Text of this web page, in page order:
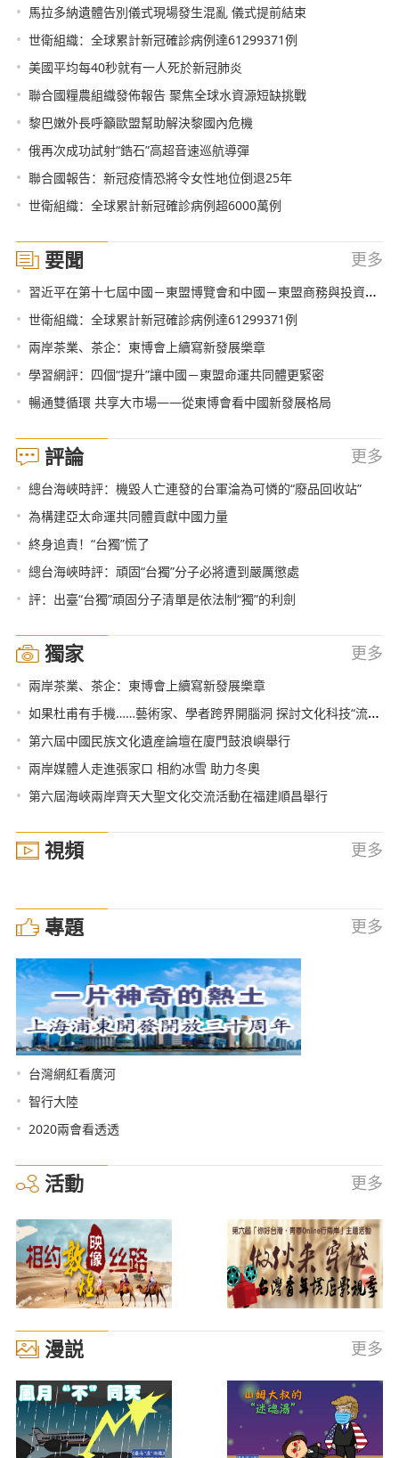
• 馬拉多納遺體告別儀式現場發生混亂 儀式提前結束
• 世衛組織：全球累計新冠確診病例達61299371例
• 美國平均每40秒就有一人死於新冠肺炎
• 聯合國糧農組織發佈報告 聚焦全球水資源短缺挑戰
• 黎巴嫩外長呼籲歐盟幫助解決黎國內危機
• 俄再次成功試射“鋯石”高超音速巡航導彈
• 聯合國報告：新冠疫情恐將令女性地位倒退25年
• 世衛組織：全球累計新冠確診病例超6000萬例
要聞 更多
• 習近平在第十七屆中國－東盟博覽會和中國－東盟商務與投資峰會開幕式上致辭
• 世衛組織：全球累計新冠確診病例達61299371例
• 兩岸茶業、茶企：東博會上續寫新發展樂章
• 學習網評：四個“提升”讓中國－東盟命運共同體更緊密
• 暢通雙循環 共享大市場——從東博會看中國新發展格局
評論 更多
• 總台海峽時評：機毀人亡連發的台軍淪為可憐的“廢品回收站”
• 為構建亞太命運共同體貢獻中國力量
• 終身追責！“台獨”慌了
• 總台海峽時評：頑固“台獨”分子必將遭到嚴厲懲處
• 評：出臺“台獨”頑固分子清單是依法制“獨”的利劍
獨家 更多
• 兩岸茶業、茶企：東博會上續寫新發展樂章
• 如果杜甫有手機……藝術家、學者跨界開腦洞 探討文化科技“流動的邊界”
• 第六屆中國民族文化遺産論壇在廈門鼓浪嶼舉行
• 兩岸媒體人走進張家口 相約冰雪 助力冬奧
• 第六屆海峽兩岸齊天大聖文化交流活動在福建順昌舉行
視頻 更多
專題 更多
• 台灣網紅看廣河
• 智行大陸
• 2020兩會看透透
活動 更多
漫説 更多